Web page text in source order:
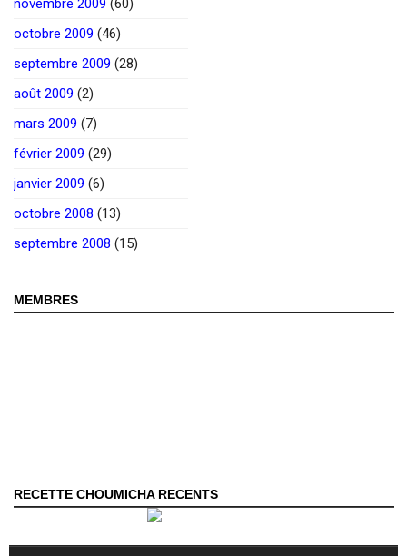
novembre 2009 (60)
octobre 2009 (46)
septembre 2009 (28)
août 2009 (2)
mars 2009 (7)
février 2009 (29)
janvier 2009 (6)
octobre 2008 (13)
septembre 2008 (15)
MEMBRES
RECETTE CHOUMICHA RECENTS